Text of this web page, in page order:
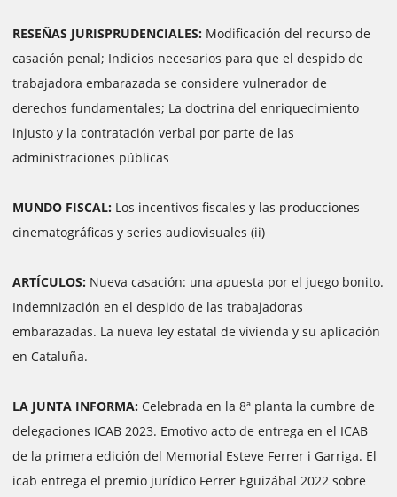
RESEÑAS JURISPRUDENCIALES: Modificación del recurso de
casación penal; Indicios necesarios para que el despido de
trabajadora embarazada se considere vulnerador de
derechos fundamentales; La doctrina del enriquecimiento
injusto y la contratación verbal por parte de las
administraciones públicas
MUNDO FISCAL: Los incentivos fiscales y las producciones
cinematográficas y series audiovisuales (ii)
ARTÍCULOS: Nueva casación: una apuesta por el juego bonito.
Indemnización en el despido de las trabajadoras
embarazadas. La nueva ley estatal de vivienda y su aplicación
en Cataluña.
LA JUNTA INFORMA: Celebrada en la 8ª planta la cumbre de
delegaciones ICAB 2023. Emotivo acto de entrega en el ICAB
de la primera edición del Memorial Esteve Ferrer i Garriga. El
icab entrega el premio jurídico Ferrer Eguizábal 2022 sobre